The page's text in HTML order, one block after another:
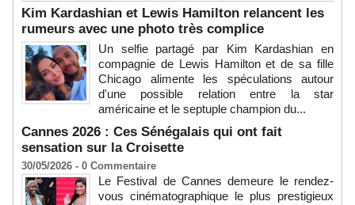
Kim Kardashian et Lewis Hamilton relancent les
rumeurs avec une photo très complice
Un selfie partagé par Kim Kardashian en
compagnie de Lewis Hamilton et de sa fille
Chicago alimente les spéculations autour
d'une possible relation entre la star
américaine et le septuple champion du...
Cannes 2026 : Ces Sénégalais qui ont fait
sensation sur la Croisette
30/05/2026 - 0 Commentaire
Le Festival de Cannes demeure le rendez-
vous cinématographique le plus prestigieux